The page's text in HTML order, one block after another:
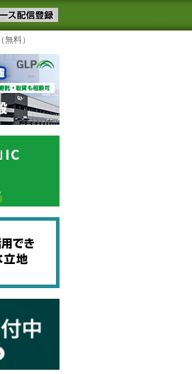
流ニュースメール配信を登録す
ーマ
料）